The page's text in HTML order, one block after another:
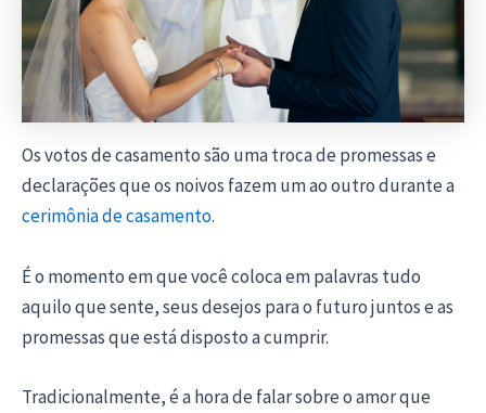
Os votos de casamento são uma troca de promessas e
declarações que os noivos fazem um ao outro durante a
cerimônia de casamento.
É o momento em que você coloca em palavras tudo
aquilo que sente, seus desejos para o futuro juntos e as
promessas que está disposto a cumprir.
Tradicionalmente, é a hora de falar sobre o amor que